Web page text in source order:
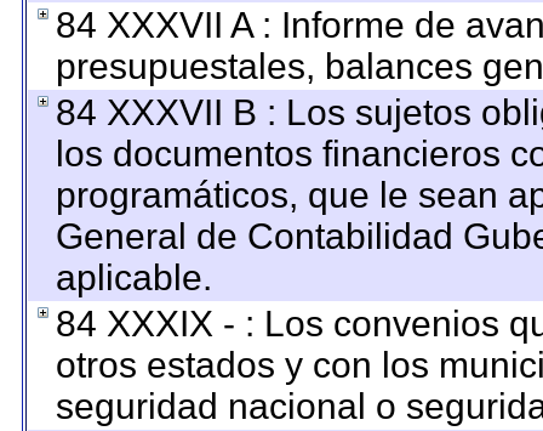
84 XXXVII A : Informe de
presupuestales, balances
84 XXXVII B : Los sujetos
los documentos financieros
programáticos, que le sean
General de Contabilidad
aplicable.
84 XXXIX - : Los convenios
otros estados y con los
seguridad nacional o